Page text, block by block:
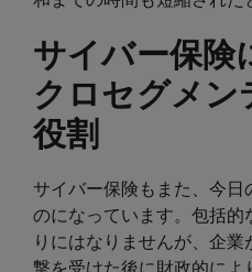
サイバー保険
クロセグメン
役割
サイバー保険もまた、今日
のになっています。包括
りにはなりませんが、企